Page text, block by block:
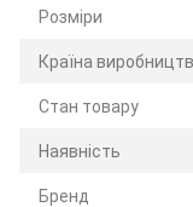
Розміри
Країна
Стан товару
Наявність
Бренд